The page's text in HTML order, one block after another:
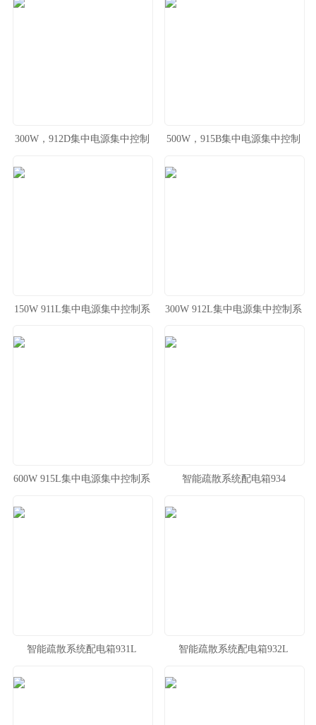
300W，912D集中电源集中控制
500W，915B集中电源集中控制
150W 911L集中电源集中控制系
300W 912L集中电源集中控制系
600W 915L集中电源集中控制系
智能疏散系统配电箱934
智能疏散系统配电箱931L 智能疏散系统配电箱932L